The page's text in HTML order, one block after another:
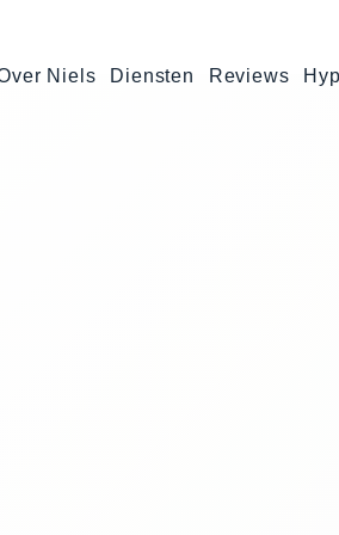
Niels Diensten Reviews